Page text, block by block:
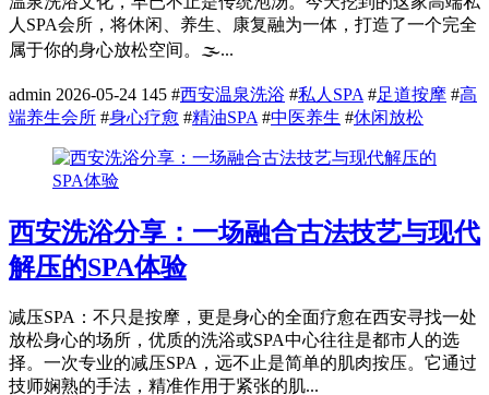
人SPA会所，将休闲、养生、康复融为一体，打造了一个完全
属于你的身心放松空间。🌫️...
admin 2026-05-24 145 #西安温泉洗浴 #私人SPA #足道按摩 #高
端养生会所 #身心疗愈 #精油SPA #中医养生 #休闲放松
西安洗浴分享：一场融合古法技艺与现代
解压的SPA体验
减压SPA：不只是按摩，更是身心的全面疗愈在西安寻找一处
放松身心的场所，优质的洗浴或SPA中心往往是都市人的选
择。一次专业的减压SPA，远不止是简单的肌肉按压。它通过
技师娴熟的手法，精准作用于紧张的肌...